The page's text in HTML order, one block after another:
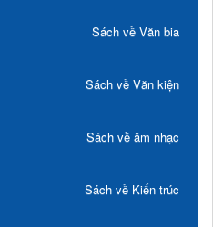
Sách về Văn bia
Sách về Văn kiện
Sách về âm nhạc
Sách về Kiến trúc